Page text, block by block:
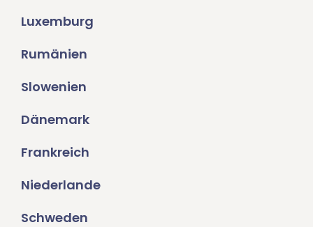
Luxemburg
Rumänien
Slowenien
Dänemark
Frankreich
Niederlande
Schweden